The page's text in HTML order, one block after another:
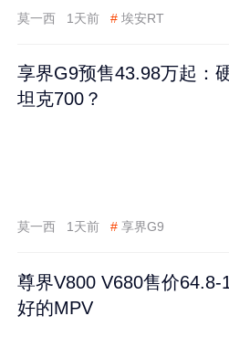
莫一西 1天前 # 埃安RT
享界G9预售43.98万起：
坦克700？
莫一西 1天前 # 享界G9
尊界V800 V680售价64.8-
好的MPV